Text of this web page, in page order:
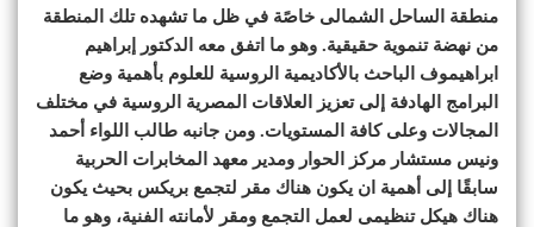
منطقة الساحل الشمالى خاصًة في ظل ما تشهده تلك المنطقة
من نهضة تنموية حقيقية. وهو ما اتفق معه الدكتور إبراهيم
ابراهيموف الباحث بالأكاديمية الروسية للعلوم بأهمية وضع
البرامج الهادفة إلى تعزيز العلاقات المصرية الروسية في مختلف
المجالات وعلى كافة المستويات. ومن جانبه طالب اللواء أحمد
ونيس مستشار مركز الحوار ومدير معهد المخابرات الحربية
سابقًا إلى أهمية ان يكون هناك مقر لتجمع بريكس بحيث يكون
هناك هيكل تنظيمى لعمل التجمع ومقر لأمانته الفنية، وهو ما